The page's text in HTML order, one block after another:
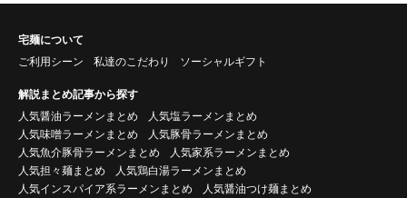
宅麺について
ご利用シーン
私達のこだわり ソーシャルギフト
解説まとめ記事から探す
人気醤油ラーメンまとめ
人気塩ラーメンまとめ
人気味噌ラーメンまとめ
人気豚骨ラーメンまとめ
人気魚介豚骨ラーメンまとめ
人気家系ラーメンまとめ
人気担々麺まとめ
人気鶏白湯ラーメンまとめ
人気インスパイア系ラーメンまとめ
人気醤油つけ麺まとめ